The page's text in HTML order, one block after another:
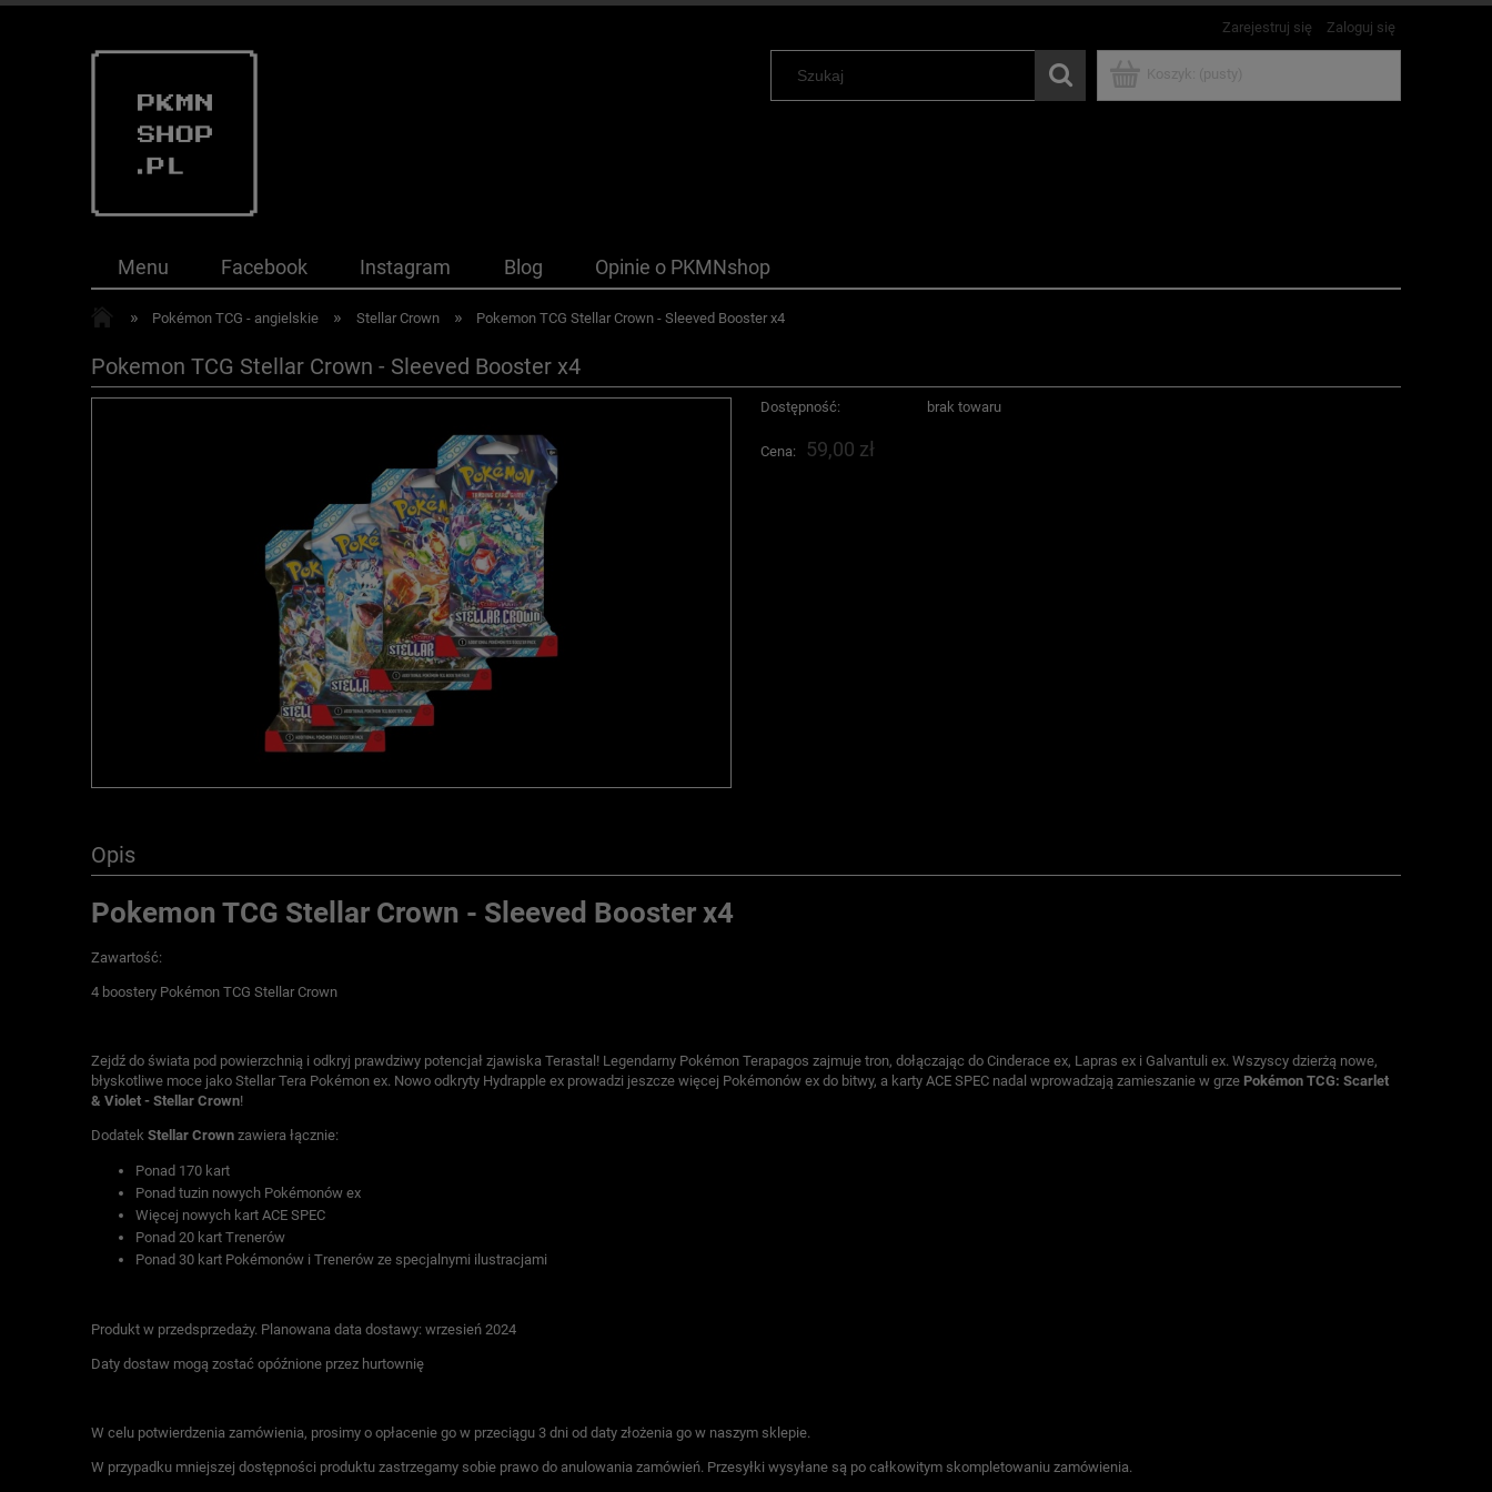
Zarejestruj się Zaloguj się
Menu Facebook Instagram Blog Opinie o PKMNshop
» Pokémon TCG - angielskie » Stellar Crown » Pokemon TCG Stellar Crown - Sleeved Booster x4
Pokemon TCG Stellar Crown - Sleeved Booster x4
Dostępność: brak towaru
Cena: 59,00 zł
Opis
Pokemon TCG Stellar Crown - Sleeved Booster x4
Zawartość:
4 boostery Pokémon TCG Stellar Crown
Zejdź do świata pod powierzchnią i odkryj prawdziwy potencjał zjawiska Terastal! Legendarny Pokémon Terapagos zajmuje tron, dołączając do Cinderace ex, Lapras ex i Galvantuli ex. Wszyscy dzierżą nowe,
błyskotliwe moce jako Stellar Tera Pokémon ex. Nowo odkryty Hydrapple ex prowadzi jeszcze więcej Pokémonów ex do bitwy, a karty ACE SPEC nadal wprowadzają zamieszanie w grze Pokémon TCG: Scarlet
& Violet - Stellar Crown!
Dodatek Stellar Crown zawiera łącznie:
Ponad 170 kart
Ponad tuzin nowych Pokémonów ex
Więcej nowych kart ACE SPEC
Ponad 20 kart Trenerów
Ponad 30 kart Pokémonów i Trenerów ze specjalnymi ilustracjami
Produkt w przedsprzedaży. Planowana data dostawy: wrzesień 2024
Daty dostaw mogą zostać opóźnione przez hurtownię
W celu potwierdzenia zamówienia, prosimy o opłacenie go w przeciągu 3 dni od daty złożenia go w naszym sklepie.
W przypadku mniejszej dostępności produktu zastrzegamy sobie prawo do anulowania zamówień. Przesyłki wysyłane są po całkowitym skompletowaniu zamówienia.